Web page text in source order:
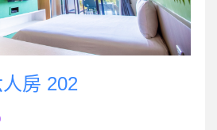
房 202